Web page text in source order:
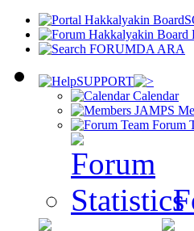
FORUMDA ARA
SUPPORT
Calendar
Forum